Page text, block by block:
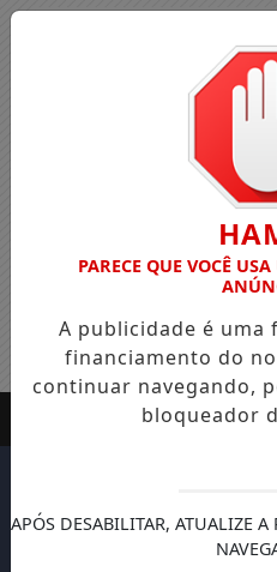
PARECE QUE VOCÊ
A publicidade é
financiamento do
continuar navegando,
bloqueador
APÓS DESABILITAR, ATUALIZE